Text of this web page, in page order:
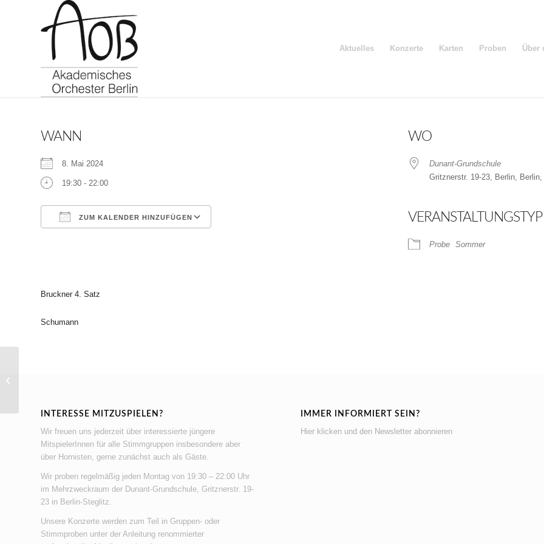
Aktuelles Konzerte Karten Proben Über
WANN
8. Mai 2024
19:30 - 22:00
ZUM KALENDER HINZUFÜGEN
iCalendar
WO
Dunant-Grundschule
Gritznerstr. 19-23, Berlin, Berlin,
VERANSTALTUNGSTYP
Probe Sommer
Bruckner 4. Satz
Schumann
INTERESSE MITZUSPIELEN?
Wir freuen uns jederzeit über interessierte jüngere
MitspielerInnen für alle Stimmgruppen insbesondere aber
über Hornisten, gerne zunächst auch als Gäste.
Wir proben regelmäßig jeden Montag von 19:30 – 22:00 Uhr
im Mehrzweckraum der Dunant-Grundschule, Gritznerstr. 19-
23 in Berlin-Steglitz.
Unsere Konzerte werden zum Teil in Gruppen- oder
Stimmproben unter der Anleitung renommierter
IMMER INFORMIERT SEIN?
Hier klicken und den Newsletter abonnieren